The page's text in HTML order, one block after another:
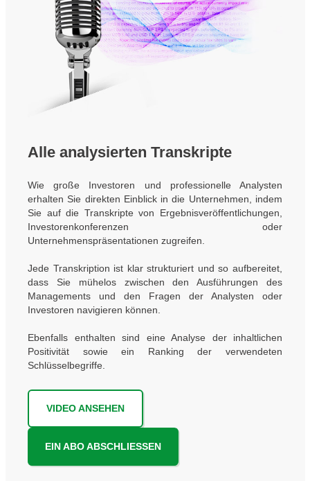
Alle analysierten Transkripte
Wie große Investoren und professionelle Analysten
erhalten Sie direkten Einblick in die Unternehmen, indem
Sie auf die Transkripte von Ergebnisveröffentlichungen,
Investorenkonferenzen oder
Unternehmenspräsentationen zugreifen.
Jede Transkription ist klar strukturiert und so aufbereitet,
dass Sie mühelos zwischen den Ausführungen des
Managements und den Fragen der Analysten oder
Investoren navigieren können.
Ebenfalls enthalten sind eine Analyse der inhaltlichen
Positivität sowie ein Ranking der verwendeten
Schlüsselbegriffe.
VIDEO ANSEHEN
EIN ABO ABSCHLIESSEN